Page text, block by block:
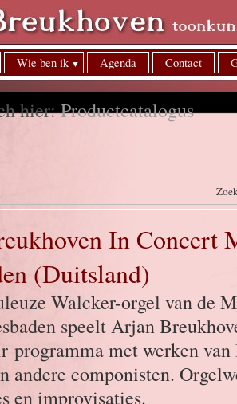
Wie ben ik Agenda Contact
hier:Productcatalogus
In Concert
(Duitsland)
Walcker-orgel van de
speelt Arjan
programma met werken
andere componisten.
en improvisaties.